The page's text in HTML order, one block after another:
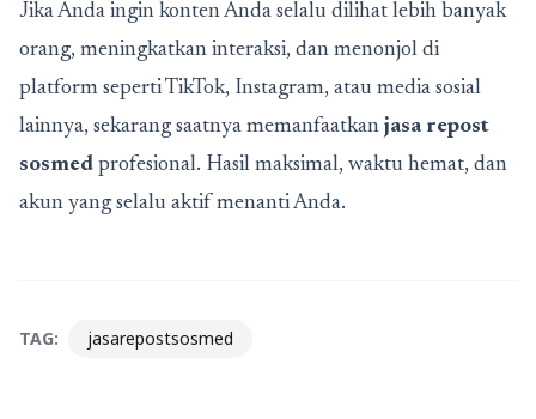
Jika Anda ingin konten Anda selalu dilihat lebih banyak
orang, meningkatkan interaksi, dan menonjol di
platform seperti TikTok, Instagram, atau media sosial
lainnya, sekarang saatnya memanfaatkan jasa repost
sosmed profesional. Hasil maksimal, waktu hemat, dan
akun yang selalu aktif menanti Anda.
TAG: jasarepostsosmed